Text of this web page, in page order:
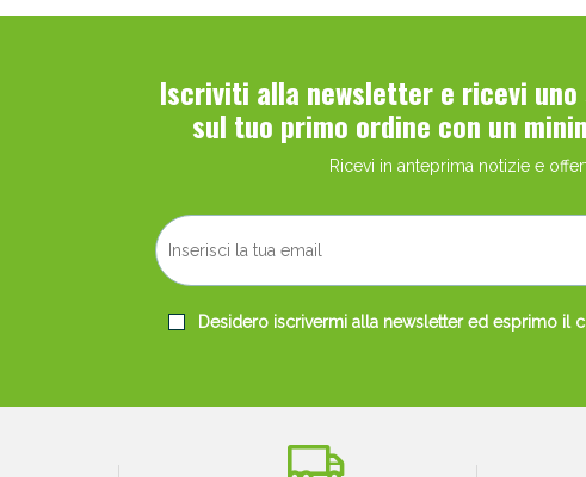
Iscriviti alla newsletter e ricevi
sul tuo primo ordine con un
Ricevi in anteprima notizie e
Desidero iscrivermi alla newsletter ed esprimo il
Scopri le offerte di